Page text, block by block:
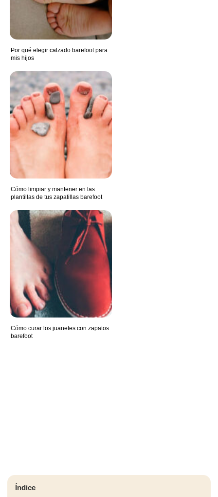
Por qué elegir calzado barefoot para
mis hijos
Cómo limpiar y mantener en las
plantillas de tus zapatillas barefoot
Cómo curar los juanetes con zapatos
barefoot
Índice